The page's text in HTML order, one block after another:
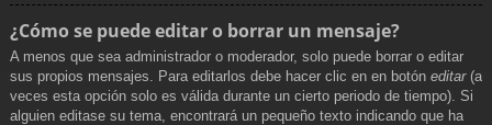
¿Cómo se puede editar o borrar un mensaje?
A menos que sea administrador o moderador, solo puede borrar o editar
sus propios mensajes. Para editarlos debe hacer clic en en botón editar(a
veces esta opción solo es válida durante un cierto periodo de tiempo). Si
alguien editase su tema, encontrará un pequeño texto indicando que ha